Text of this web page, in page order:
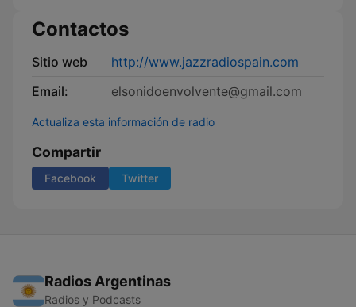
Contactos
Sitio web
http://www.jazzradiospain.com
Email:
elsonidoenvolvente@gmail.com
Actualiza esta información de radio
Compartir
Facebook Twitter
Radios Argentinas
Radios y Podcasts